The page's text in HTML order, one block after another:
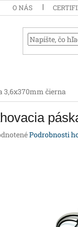
O NÁS
3,6x370mm čierna
Podrobnosti